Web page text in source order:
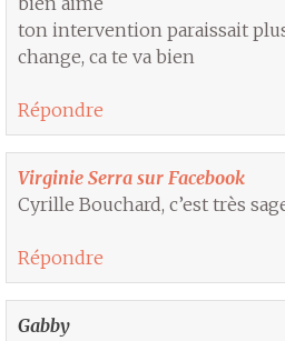
ton intervention paraissait
change, ca te va bien
Répondre
Virginie Serra sur Facebook
Cyrille Bouchard, c’est très
Répondre
Gabby